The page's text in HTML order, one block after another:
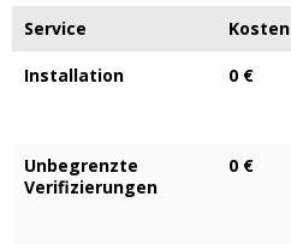
Service Kosten
Installation 0 €
Unbegrenzte
Verifizierungen
0 €